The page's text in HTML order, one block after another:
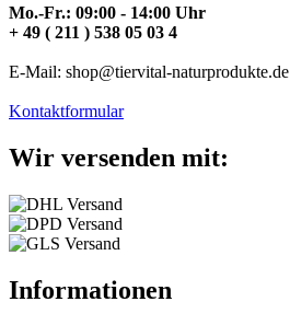
Mo.-Fr.: 09:00 - 14:00 Uhr
+ 49 ( 211 ) 538 05 03 4
E-Mail: shop@tiervital-naturprodukte.de
Kontaktformular
Wir versenden mit:
Informationen